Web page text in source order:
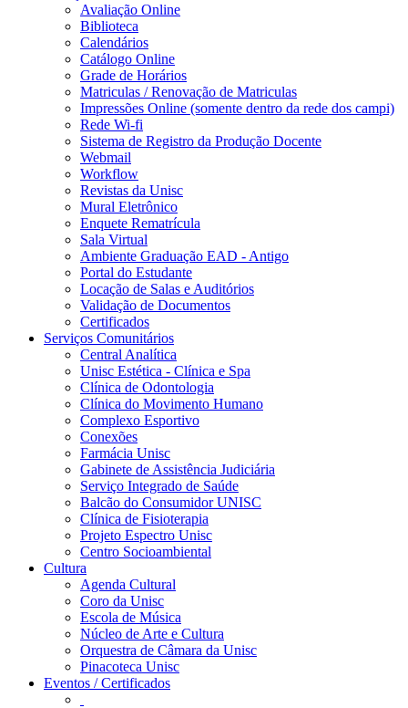
Avaliação Online
Biblioteca
Calendários
Catálogo Online
Grade de Horários
Matriculas / Renovação de Matriculas
Impressões Online (somente dentro da rede dos campi)
Rede Wi-fi
Sistema de Registro da Produção Docente
Webmail
Workflow
Revistas da Unisc
Mural Eletrônico
Enquete Rematrícula
Sala Virtual
Ambiente Graduação EAD - Antigo
Portal do Estudante
Locação de Salas e Auditórios
Validação de Documentos
Certificados
Serviços Comunitários
Central Analítica
Unisc Estética - Clínica e Spa
Clínica de Odontologia
Clínica do Movimento Humano
Complexo Esportivo
Conexões
Farmácia Unisc
Gabinete de Assistência Judiciária
Serviço Integrado de Saúde
Balcão do Consumidor UNISC
Clínica de Fisioterapia
Projeto Espectro Unisc
Centro Socioambiental
Cultura
Agenda Cultural
Coro da Unisc
Escola de Música
Núcleo de Arte e Cultura
Orquestra de Câmara da Unisc
Pinacoteca Unisc
Eventos / Certificados